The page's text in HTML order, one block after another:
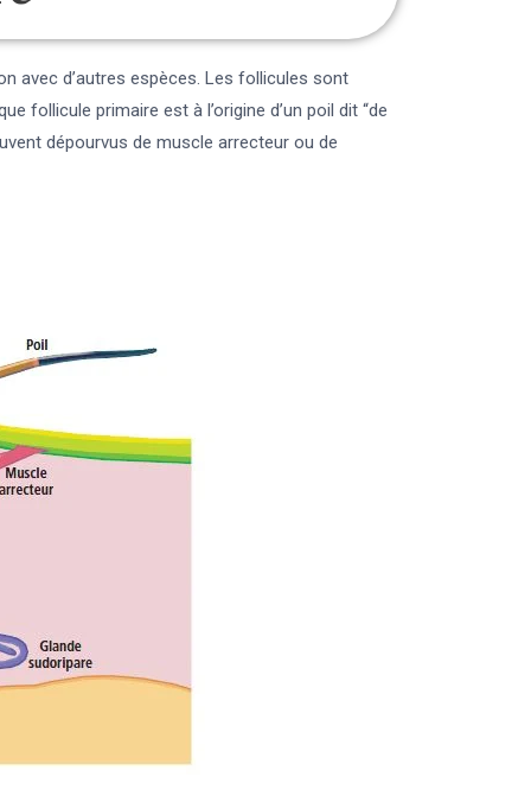
avec d’autres espèces. Les follicules sont
follicule primaire est à l’origine d’un poil dit “de
dépourvus de muscle arrecteur ou de